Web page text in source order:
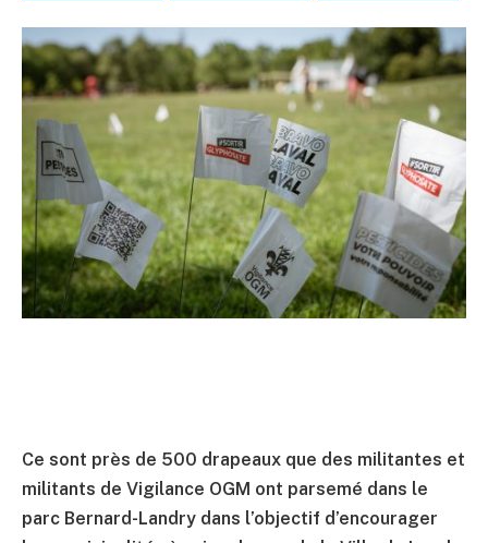
Ce sont près de 500 drapeaux que des militantes et
militants de Vigilance OGM ont parsemé dans le
parc Bernard-Landry dans l’objectif d’encourager